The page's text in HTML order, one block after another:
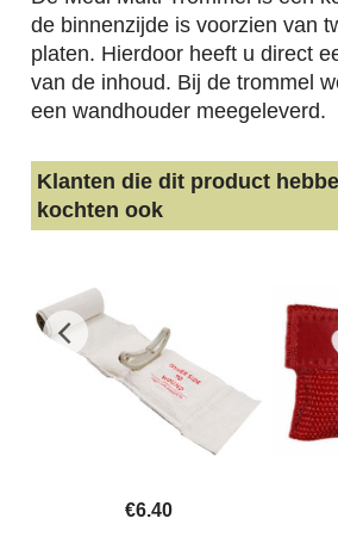
de binnenzijde is voorzien van
platen. Hierdoor heeft u direct
van de inhoud. Bij de trommel
een wandhouder meegeleverd.
Klanten die dit product
kochten ook
€6.40